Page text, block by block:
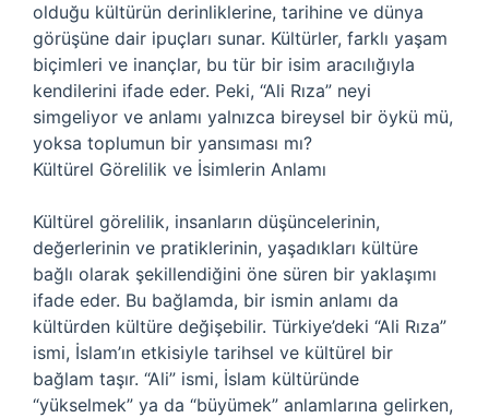
olduğu kültürün derinliklerine, tarihine ve dünya
görüşüne dair ipuçları sunar. Kültürler, farklı yaşam
biçimleri ve inançlar, bu tür bir isim aracılığıyla
kendilerini ifade eder. Peki, “Ali Rıza” neyi
simgeliyor ve anlamı yalnızca bireysel bir öykü mü,
yoksa toplumun bir yansıması mı?
Kültürel Görelilik ve İsimlerin Anlamı
Kültürel görelilik, insanların düşüncelerinin,
değerlerinin ve pratiklerinin, yaşadıkları kültüre
bağlı olarak şekillendiğini öne süren bir yaklaşımı
ifade eder. Bu bağlamda, bir ismin anlamı da
kültürden kültüre değişebilir. Türkiye’deki “Ali Rıza”
ismi, İslam’ın etkisiyle tarihsel ve kültürel bir
bağlam taşır. “Ali” ismi, İslam kültüründe
“yükselmek” ya da “büyümek” anlamlarına gelirken,